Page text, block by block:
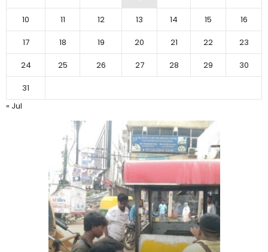
10
11 12 13 14 15
16
17
18 19 20 21 22
23
24
25 26 27 28 29
30
31
« Jul